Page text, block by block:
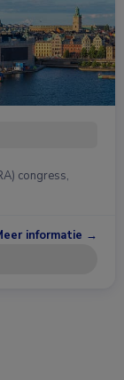
congress,
informatie →